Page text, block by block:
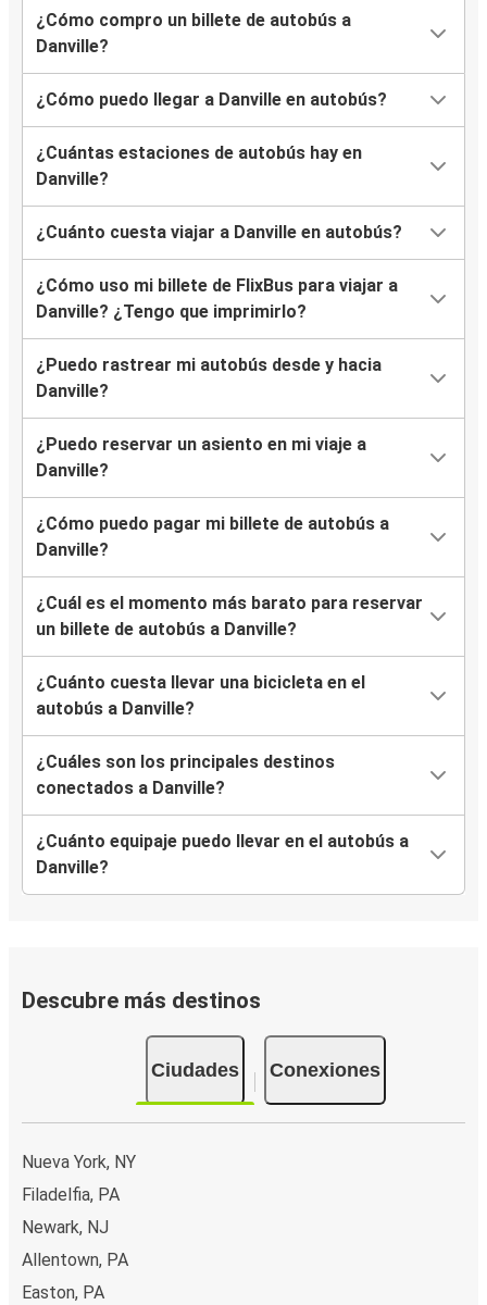
¿Cómo compro un billete de autobús a
Danville?
¿Cómo puedo llegar a Danville en autobús?
¿Cuántas estaciones de autobús hay en
Danville?
¿Cuánto cuesta viajar a Danville en autobús?
¿Cómo uso mi billete de FlixBus para viajar a
Danville? ¿Tengo que imprimirlo?
¿Puedo rastrear mi autobús desde y hacia
Danville?
¿Puedo reservar un asiento en mi viaje a
Danville?
¿Cómo puedo pagar mi billete de autobús a
Danville?
¿Cuál es el momento más barato para reservar
un billete de autobús a Danville?
¿Cuánto cuesta llevar una bicicleta en el
autobús a Danville?
¿Cuáles son los principales destinos
conectados a Danville?
¿Cuánto equipaje puedo llevar en el autobús a
Danville?
Descubre más destinos
Ciudades Conexiones
Nueva York, NY
Filadelfia, PA
Newark, NJ
Allentown, PA
Easton, PA